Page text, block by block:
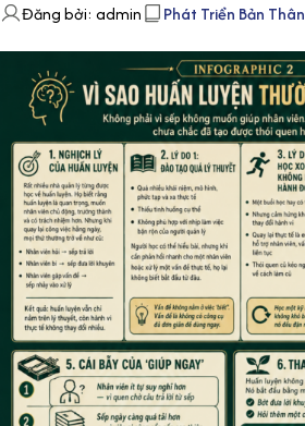
Đăng bởi: admin Phát Triển Bản Thân